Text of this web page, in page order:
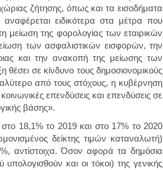
ζήτησης, όπως και τα εισοδήματα
ειδικότερα στα μέτρα που
μείωση της φορολογίας των εταιρικών
των ασφαλιστικών εισφορών, την
και την ανακοπή της μείωσης των
σε κίνδυνο τους δημοσιονομικούς
από τους στόχους, η κυβέρνηση
επενδύσεις και επενδύσεις σε
βάσης».
18,1% το 2019 και στο 17% το 2020
δείκτης τιμών καταναλωτή)
αντίστοιχα. Όσον αφορά τα δημόσια
και οι τόκοι) της γενικής